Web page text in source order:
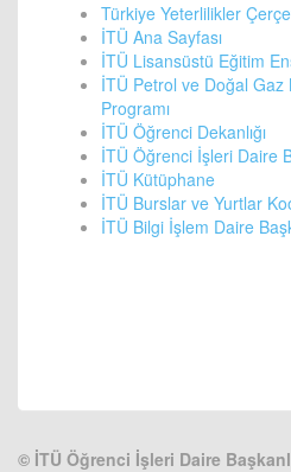
Türkiye Yeterlilikler
İTÜ Ana Sayfası
İTÜ Lisansüstü Eğitim
İTÜ Petrol ve Doğal
Programı
İTÜ Öğrenci Dekanlığı
İTÜ Öğrenci İşleri Daire
İTÜ Kütüphane
İTÜ Burslar ve Yurtlar
İTÜ Bilgi İşlem Daire
© İTÜ Öğrenci İşleri Daire